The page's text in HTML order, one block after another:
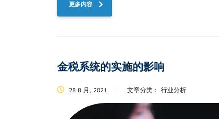
更多内容
金税系统的实施的影响
28 8 月, 2021 文章分类： 行业分析